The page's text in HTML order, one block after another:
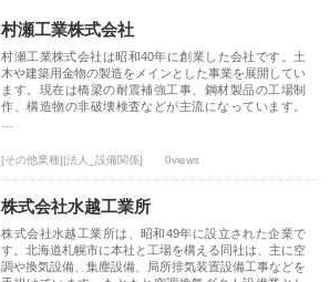
村瀬工業株式会社
村瀬工業株式会社は昭和40年に創業した会社です。土
木や建築用金物の製造をメインとした事業を展開してい
ます。現在は橋梁の耐震補強工事、鋼材製品の工場制
作、構造物の非破壊検査などが主流になっています。
[その他業種][法人_設備関係] 0views
株式会社水越工業所
株式会社水越工業所は、昭和49年に設立された企業で
す。北海道札幌市に本社と工場を構える同社は、主に空
調や換気設備、集塵設備、局所排気装置設備工事などを